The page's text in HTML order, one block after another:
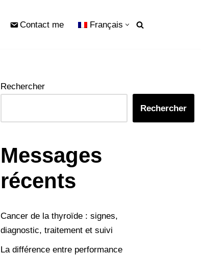
Contact me Français
Rechercher
Rechercher
Messages
récents
Cancer de la thyroïde : signes,
diagnostic, traitement et suivi
La différence entre performance